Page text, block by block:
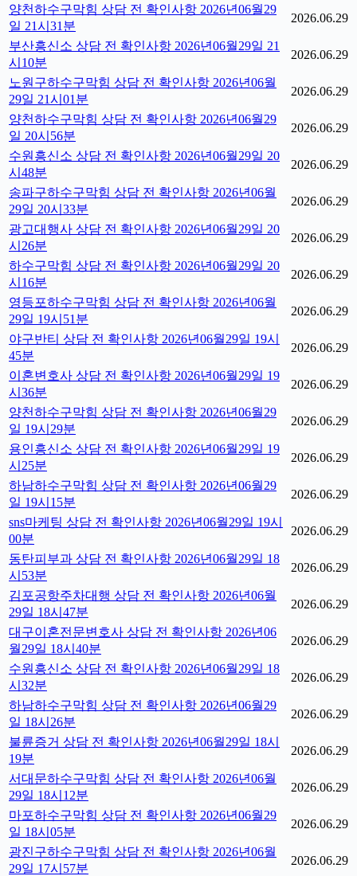
양천하수구막힘 상담 전 확인사항 2026년06월29
일 21시31분
2026.06.29
부산흥신소 상담 전 확인사항 2026년06월29일 21
시10분
2026.06.29
노원구하수구막힘 상담 전 확인사항 2026년06월
29일 21시01분
2026.06.29
양천하수구막힘 상담 전 확인사항 2026년06월29
일 20시56분
2026.06.29
수원흥신소 상담 전 확인사항 2026년06월29일 20
시48분
2026.06.29
송파구하수구막힘 상담 전 확인사항 2026년06월
29일 20시33분
2026.06.29
광고대행사 상담 전 확인사항 2026년06월29일 20
시26분
2026.06.29
하수구막힘 상담 전 확인사항 2026년06월29일 20
시16분
2026.06.29
영등포하수구막힘 상담 전 확인사항 2026년06월
29일 19시51분
2026.06.29
야구반티 상담 전 확인사항 2026년06월29일 19시
45분
2026.06.29
이혼변호사 상담 전 확인사항 2026년06월29일 19
시36분
2026.06.29
양천하수구막힘 상담 전 확인사항 2026년06월29
일 19시29분
2026.06.29
용인흥신소 상담 전 확인사항 2026년06월29일 19
시25분
2026.06.29
하남하수구막힘 상담 전 확인사항 2026년06월29
일 19시15분
2026.06.29
sns마케팅 상담 전 확인사항 2026년06월29일 19시
00분
2026.06.29
동탄피부과 상담 전 확인사항 2026년06월29일 18
시53분
2026.06.29
김포공항주차대행 상담 전 확인사항 2026년06월
29일 18시47분
2026.06.29
대구이혼전문변호사 상담 전 확인사항 2026년06
월29일 18시40분
2026.06.29
수원흥신소 상담 전 확인사항 2026년06월29일 18
시32분
2026.06.29
하남하수구막힘 상담 전 확인사항 2026년06월29
일 18시26분
2026.06.29
불륜증거 상담 전 확인사항 2026년06월29일 18시
19분
2026.06.29
서대문하수구막힘 상담 전 확인사항 2026년06월
29일 18시12분
2026.06.29
마포하수구막힘 상담 전 확인사항 2026년06월29
일 18시05분
2026.06.29
광진구하수구막힘 상담 전 확인사항 2026년06월
29일 17시57분
2026.06.29